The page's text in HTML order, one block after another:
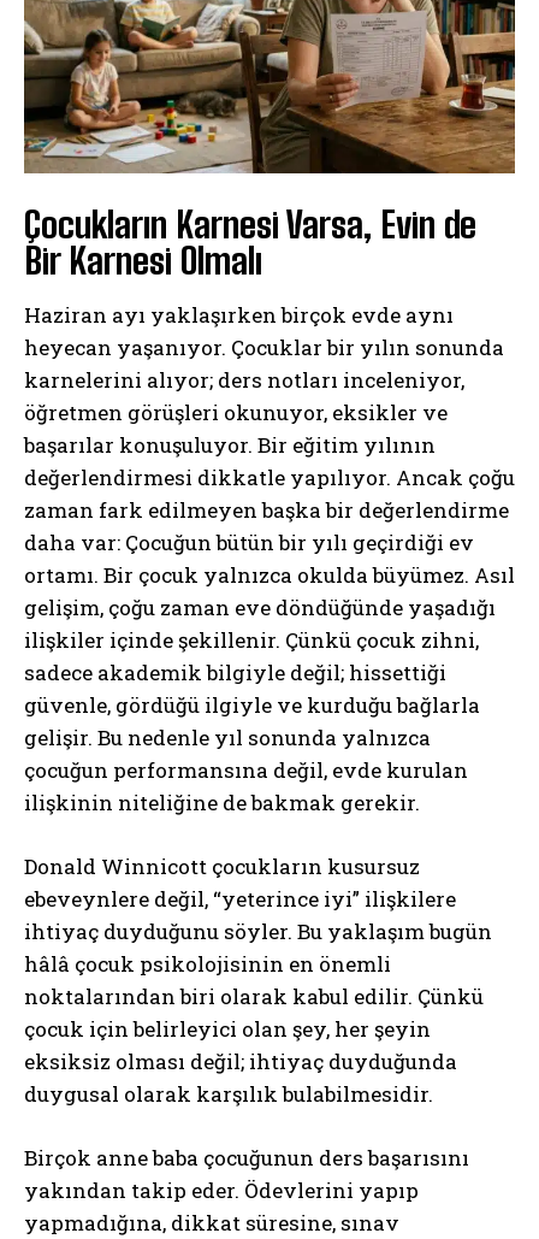
Çocukların Karnesi Varsa, Evin de
Bir Karnesi Olmalı
Haziran ayı yaklaşırken birçok evde aynı
heyecan yaşanıyor. Çocuklar bir yılın sonunda
karnelerini alıyor; ders notları inceleniyor,
öğretmen görüşleri okunuyor, eksikler ve
başarılar konuşuluyor. Bir eğitim yılının
değerlendirmesi dikkatle yapılıyor. Ancak çoğu
zaman fark edilmeyen başka bir değerlendirme
daha var: Çocuğun bütün bir yılı geçirdiği ev
ortamı. Bir çocuk yalnızca okulda büyümez. Asıl
gelişim, çoğu zaman eve döndüğünde yaşadığı
ilişkiler içinde şekillenir. Çünkü çocuk zihni,
sadece akademik bilgiyle değil; hissettiği
güvenle, gördüğü ilgiyle ve kurduğu bağlarla
gelişir. Bu nedenle yıl sonunda yalnızca
çocuğun performansına değil, evde kurulan
ilişkinin niteliğine de bakmak gerekir.
Donald Winnicott çocukların kusursuz
ebeveynlere değil, “yeterince iyi” ilişkilere
ihtiyaç duyduğunu söyler. Bu yaklaşım bugün
hâlâ çocuk psikolojisinin en önemli
noktalarından biri olarak kabul edilir. Çünkü
çocuk için belirleyici olan şey, her şeyin
eksiksiz olması değil; ihtiyaç duyduğunda
duygusal olarak karşılık bulabilmesidir.
Birçok anne baba çocuğunun ders başarısını
yakından takip eder. Ödevlerini yapıp
yapmadığına, dikkat süresine, sınav